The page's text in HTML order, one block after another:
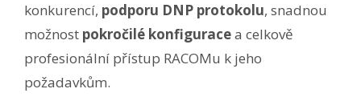
konkurencí, podporu DNP protokolu, snadnou
možnost pokročilé konfiguracea celkově
profesionální přístup RACOMu k jeho
požadavkům.